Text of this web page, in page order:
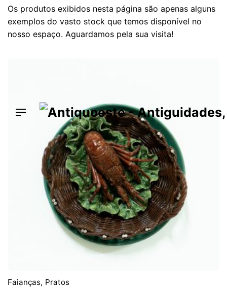
Os produtos exibidos nesta página são apenas alguns
exemplos do vasto stock que temos disponível no
nosso espaço. Aguardamos pela sua visita!
Faianças, Pratos